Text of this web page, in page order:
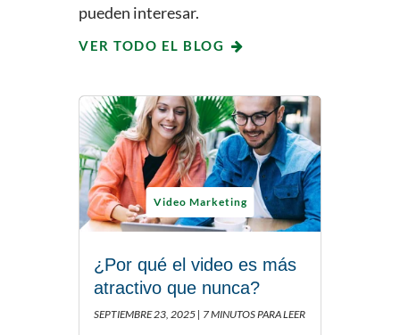
pueden interesar.
VER TODO EL BLOG
Video Marketing
¿Por qué el video es más
atractivo que nunca?
SEPTIEMBRE 23, 2025 | 7 MINUTOS PARA LEER